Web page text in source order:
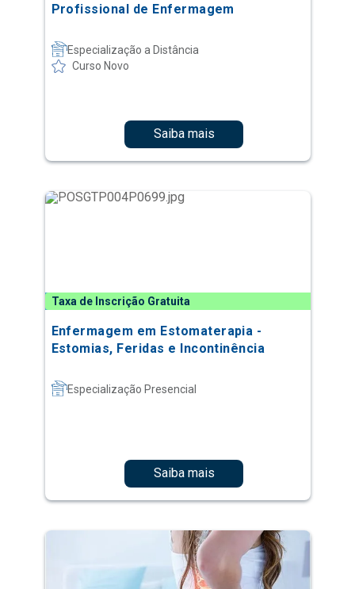
Profissional de Enfermagem
Especialização a Distância
Curso Novo
Saiba mais
Taxa de Inscrição Gratuita
Enfermagem em Estomaterapia -
Estomias, Feridas e Incontinência
Especialização Presencial
Saiba mais